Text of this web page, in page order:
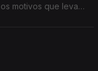
motivos que levam